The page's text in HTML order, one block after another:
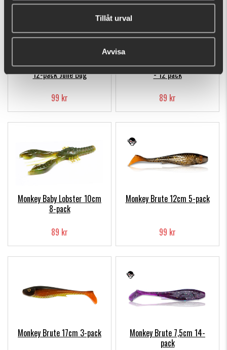
Tillåt urval
Avvisa
Hooligan Roach Party Pack
12-pack June Bug
99 kr
Hooligan Roach Tiny 6,5cm
- 12 pack
89 kr
Monkey Baby Lobster 10cm
8-pack
89 kr
Monkey Brute 12cm 5-pack
99 kr
Monkey Brute 17cm 3-pack
Monkey Brute 7,5cm 14-
pack